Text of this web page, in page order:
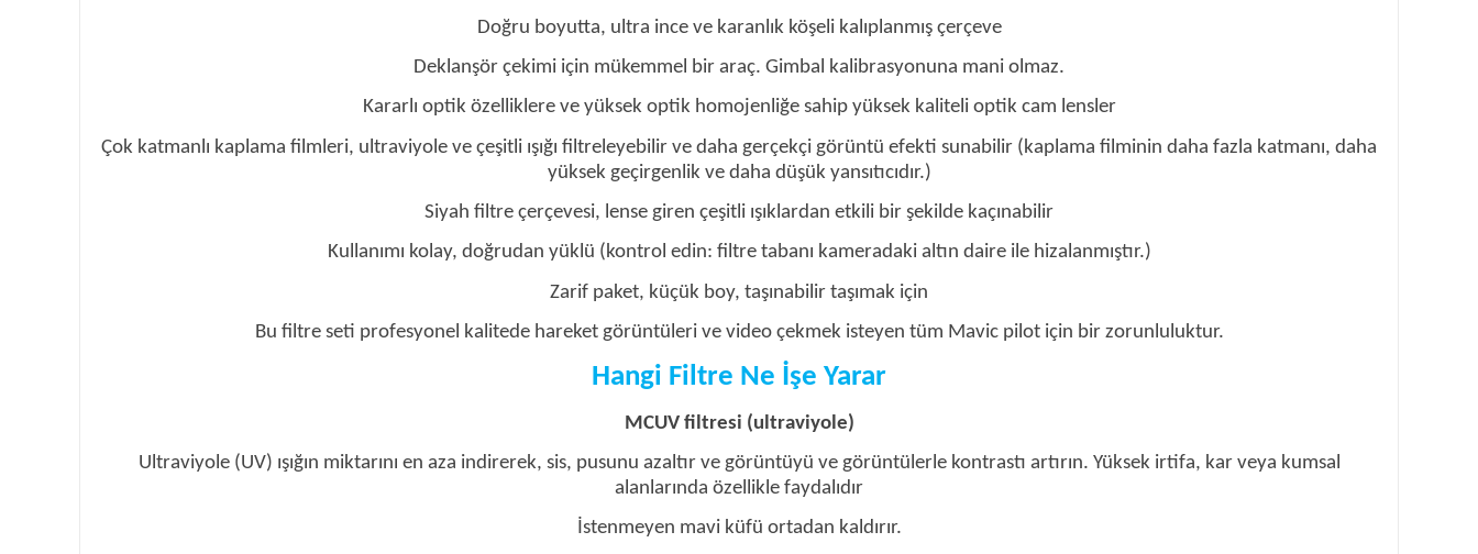
Doğru boyutta, ultra ince ve karanlık köşeli kalıplanmış çerçeve
Deklanşör çekimi için mükemmel bir araç. Gimbal kalibrasyonuna mani olmaz.
Kararlı optik özelliklere ve yüksek optik homojenliğe sahip yüksek kaliteli optik cam lensler
Çok katmanlı kaplama filmleri, ultraviyole ve çeşitli ışığı filtreleyebilir ve daha gerçekçi görüntü efekti sunabilir (kaplama filminin daha fazla katmanı, daha
yüksek geçirgenlik ve daha düşük yansıtıcıdır.)
Siyah filtre çerçevesi, lense giren çeşitli ışıklardan etkili bir şekilde kaçınabilir
Kullanımı kolay, doğrudan yüklü (kontrol edin: filtre tabanı kameradaki altın daire ile hizalanmıştır.)
Zarif paket, küçük boy, taşınabilir taşımak için
Bu filtre seti profesyonel kalitede hareket görüntüleri ve video çekmek isteyen tüm Mavic pilot için bir zorunluluktur.
Hangi Filtre Ne İşe Yarar
MCUV filtresi (ultraviyole)
Ultraviyole (UV) ışığın miktarını en aza indirerek, sis, pusunu azaltır ve görüntüyü ve görüntülerle kontrastı artırın. Yüksek irtifa, kar veya kumsal
alanlarında özellikle faydalıdır
İstenmeyen mavi küfü ortadan kaldırır.